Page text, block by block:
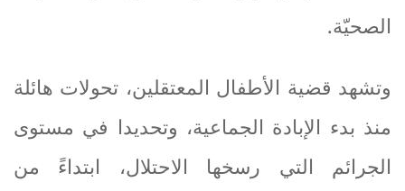
الصحيّة.
وتشهد قضية الأطفال المعتقلين، تحولات هائلة
منذ بدء الإبادة الجماعية، وتحديدا في مستوى
الجرائم التي رسخها الاحتلال، ابتداءً من